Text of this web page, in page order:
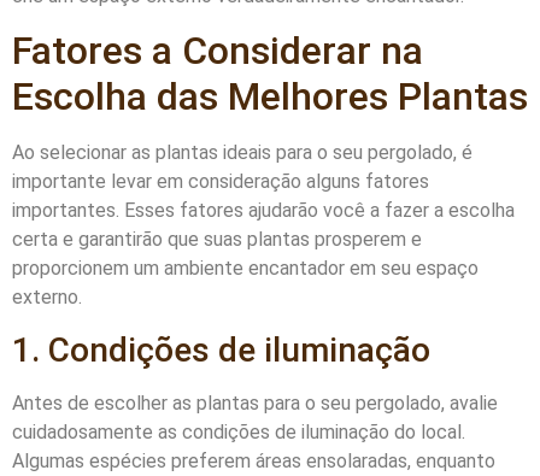
Fatores a Considerar na
Escolha das Melhores Plantas
Ao selecionar as plantas ideais para o seu pergolado, é
importante levar em consideração alguns fatores
importantes. Esses fatores ajudarão você a fazer a escolha
certa e garantirão que suas plantas prosperem e
proporcionem um ambiente encantador em seu espaço
externo.
1. Condições de iluminação
Antes de escolher as plantas para o seu pergolado, avalie
cuidadosamente as condições de iluminação do local.
Algumas espécies preferem áreas ensolaradas, enquanto